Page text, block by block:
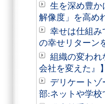
生を深め豊か
解像度」を高め
幸せは仕組
の幸せリターン
組織の変われ
会社を変えた』】
デリケート
部:ネットや学